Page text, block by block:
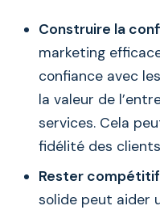
Construire la
marketing
confiance avec
la valeur de
services. Cela
fidélité des
Rester
solide peut aider